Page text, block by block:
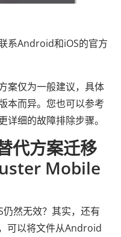
系Android和iOS的官方
案仅为一般建议，具体
本而异。您也可以参考
细的故障排除步骤。
代方案迁移
Mobile
然无效？其实，还有
可以将文件从Android